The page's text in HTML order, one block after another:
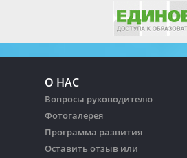
О НАС
Вопросы руководителю
Фотогалерея
Программа развития
Оставить отзыв или